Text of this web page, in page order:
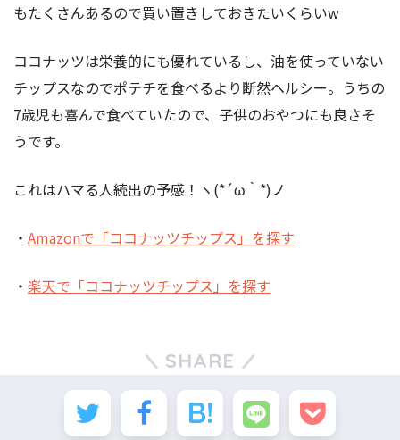
もたくさんあるので買い置きしておきたいくらいw
ココナッツは栄養的にも優れているし、油を使っていない
チップスなのでポテチを食べるより断然ヘルシー。うちの
7歳児も喜んで食べていたので、子供のおやつにも良さそ
うです。
これはハマる人続出の予感！ヽ(*´ω｀*)ノ
・ Amazonで「ココナッツチップス」を探す
・ 楽天で「ココナッツチップス」を探す
SHARE